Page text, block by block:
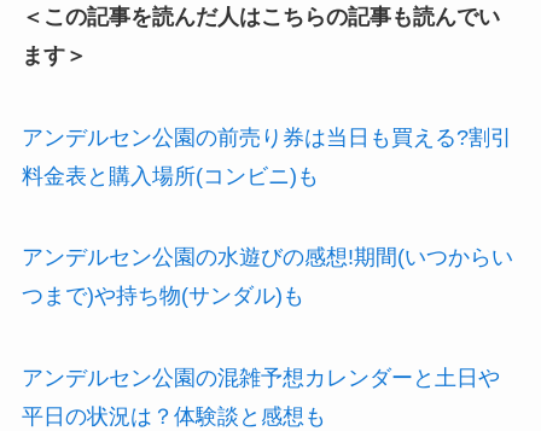
＜この記事を読んだ人はこちらの記事も読んでい
ます＞
アンデルセン公園の前売り券は当日も買える?割引
料金表と購入場所(コンビニ)も
アンデルセン公園の水遊びの感想!期間(いつからい
つまで)や持ち物(サンダル)も
アンデルセン公園の混雑予想カレンダーと土日や
平日の状況は？体験談と感想も